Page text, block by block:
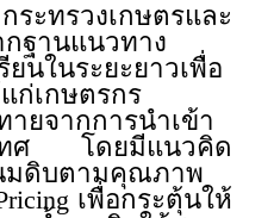
รวงเกษตรและ
ฐานแนวทาง
นในระยะยาวเพื่อ
ก่เกษตรกร
ยจากการนำเข้า
เทศ โดยมีแนวคิด
มดิบตามคุณภาพ
เพื่อกระตุ้นให้